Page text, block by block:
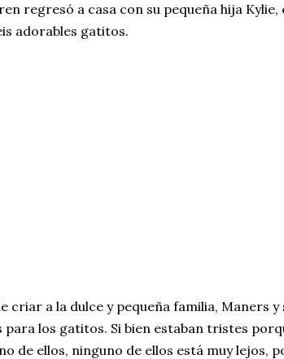
regresó a casa con su pequeña hija
adorables gatitos.
criar a la dulce y pequeña familia, Maners
para los gatitos. Si bien estaban tristes
de ellos, ninguno de ellos está muy lejos,